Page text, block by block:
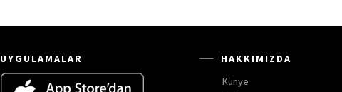
UYGULAMALAR
HAKKIMIZDA
Künye